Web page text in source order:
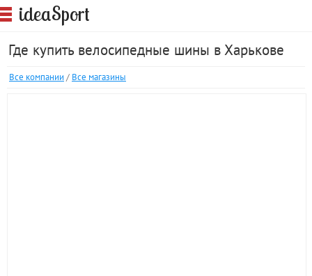
ideaSport
Где купить велосипедные шины в Харькове
Все компании / Все магазины